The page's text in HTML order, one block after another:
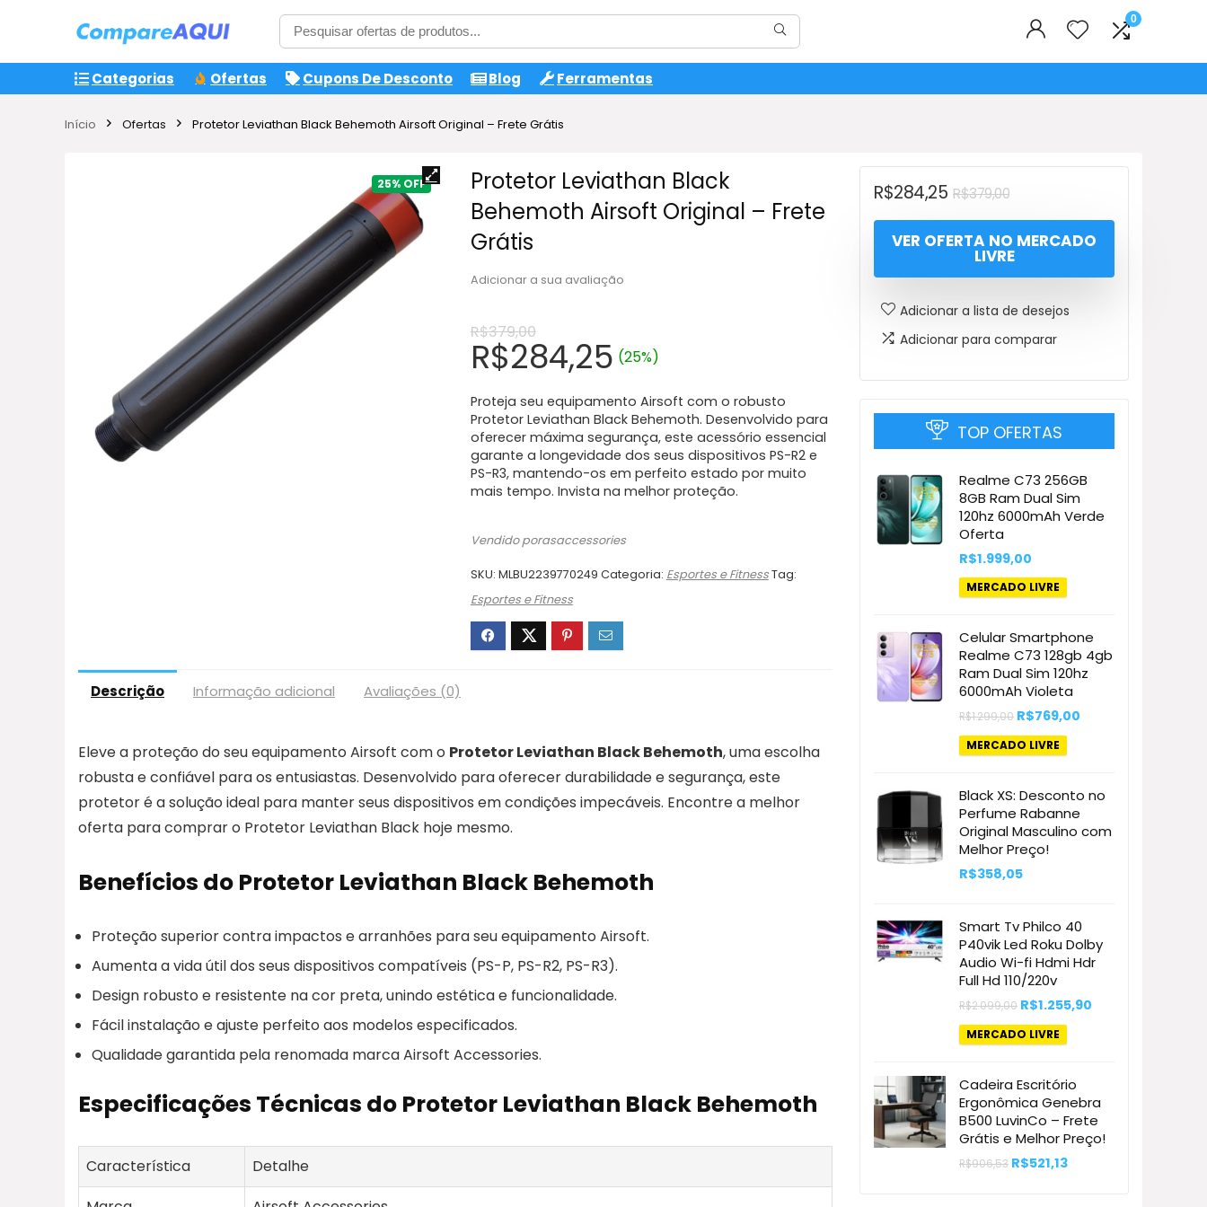
0
Categorias Ofertas Cupons De Desconto Blog Ferramentas
Início Ofertas Protetor Leviathan Black Behemoth Airsoft Original – Frete Grátis
25%
Protetor Leviathan Black
Behemoth Airsoft Original – Frete
Grátis
Adicionar a sua avaliação
R$379,00
O
preço
original
era:
R$379,00.
R$284,25O
atual
é:
R$284,25.
(25%)
Proteja seu equipamento Airsoft com o robusto
Protetor Leviathan Black Behemoth. Desenvolvido para
oferecer máxima segurança, este acessório essencial
garante a longevidade dos seus dispositivos PS-R2 e
PS-R3, mantendo-os em perfeito estado por muito
mais tempo. Invista na melhor proteção.
Vendido porasaccessories
SKU: MLBU2239770249 Categoria: Esportes e FitnessTag:
Esportes e Fitness
Descrição Informação adicional Avaliações (0)
Eleve a proteção do seu equipamento Airsoft com o Protetor Leviathan Black Behemoth, uma escolha
robusta e confiável para os entusiastas. Desenvolvido para oferecer durabilidade e segurança, este
protetor é a solução ideal para manter seus dispositivos em condições impecáveis. Encontre a melhor
oferta para comprar o Protetor Leviathan Black hoje mesmo.
Benefícios do Protetor Leviathan Black Behemoth
Proteção superior contra impactos e arranhões para seu equipamento Airsoft.
Aumenta a vida útil dos seus dispositivos compatíveis (PS-P, PS-R2, PS-R3).
Design robusto e resistente na cor preta, unindo estética e funcionalidade.
Fácil instalação e ajuste perfeito aos modelos especificados.
Qualidade garantida pela renomada marca Airsoft Accessories.
Especificações Técnicas do Protetor Leviathan Black Behemoth
Característica
Detalhe
R$379,00O
preço
original
era:
R$284,25
O
preço
atual
é:
VER OFERTA NO MERCADO
LIVRE
Adicionar a lista de desejos
Adicionar para comparar
TOP OFERTAS
Realme C73 256GB
8GB Ram Dual Sim
120hz 6000mAh Verde
Oferta
R$1.999,00
MERCADO LIVRE
Celular Smartphone
Realme C73 128gb 4gb
Ram Dual Sim 120hz
6000mAh Violeta
R$1.299,00 O
original
era:
R$769,00
MERCADO LIVRE
Black XS: Desconto no
Perfume Rabanne
Original Masculino com
Melhor Preço!
R$358,05
Smart Tv Philco 40
P40vik Led Roku Dolby
Audio Wi-fi Hdmi Hdr
Full Hd 110/220v
R$2.099,00 O
original
era:
R$1.255,90
MERCADO LIVRE
Cadeira Escritório
Ergonômica Genebra
B500 LuvinCo – Frete
Grátis e Melhor Preço!
R$906,53 O
preço
R$521,13O